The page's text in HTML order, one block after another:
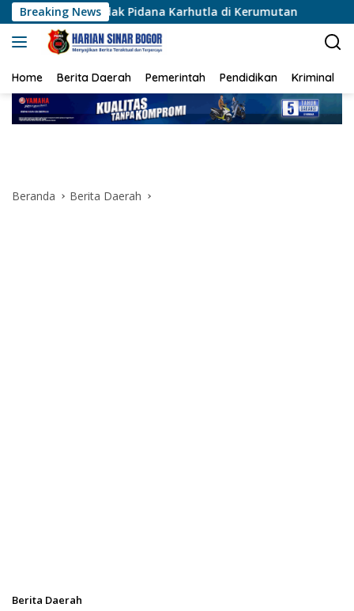
Langsung
ke
konten
Breaking News
Pidana Karhutla di Kerumutan Polsek Karawaci
Home Berita Daerah Pemerintah Pendidikan Kriminal
Beranda Berita Daerah
Berita Daerah